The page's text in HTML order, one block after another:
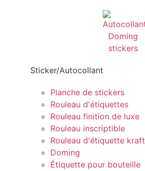
Sticker/Autocollant
Planche de stickers
Rouleau d'étiquettes
Rouleau finition de luxe
Rouleau inscriptible
Rouleau d'étiquette kraft
Doming
Étiquette pour bouteille